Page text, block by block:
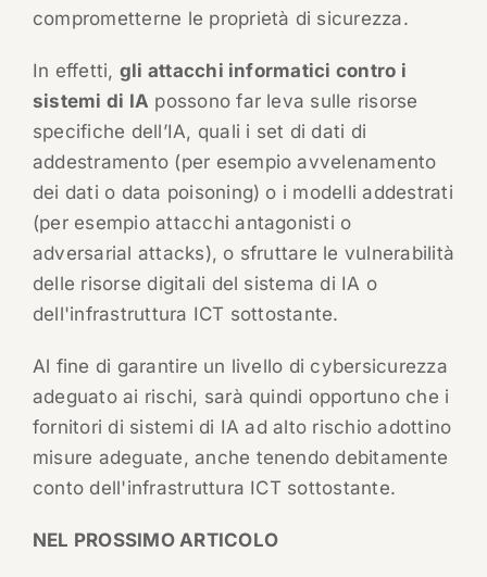
comprometterne le proprietà di sicurezza.
In effetti, gli attacchi informatici contro i
sistemi di IA possono far leva sulle risorse
specifiche dell’IA, quali i set di dati di
addestramento (per esempio avvelenamento
dei dati o data poisoning) o i modelli addestrati
(per esempio attacchi antagonisti o
adversarial attacks), o sfruttare le vulnerabilità
delle risorse digitali del sistema di IA o
dell'infrastruttura ICT sottostante.
Al fine di garantire un livello di cybersicurezza
adeguato ai rischi, sarà quindi opportuno che i
fornitori di sistemi di IA ad alto rischio adottino
misure adeguate, anche tenendo debitamente
conto dell'infrastruttura ICT sottostante.
NEL PROSSIMO ARTICOLO